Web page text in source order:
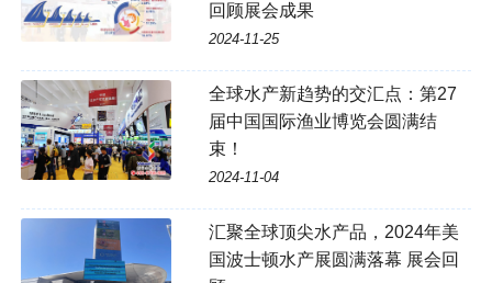
回顾展会成果
2024-11-25
全球水产新趋势的交汇点：第27
届中国国际渔业博览会圆满结
束！
2024-11-04
汇聚全球顶尖水产品，2024年美
国波士顿水产展圆满落幕 展会回